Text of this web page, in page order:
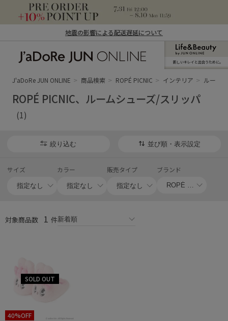
地震の影響による配送遅延について
ン オンライン）
新しいキレイと出合うために。
J'aDoRe JUN ONLINE 商品検索 ROPÉ PICNIC インテリア ルーム
ROPÉ PICNIC、ルームシューズ/スリッパ
(1)
絞り込む 並び順・表示設定
サイズ カラー 販売タイプ ブランド
対象商品数 1 件
40%OFF